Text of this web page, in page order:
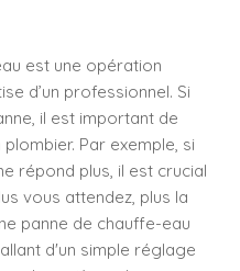
est une opération
d’un professionnel. Si
il est important de
Par exemple, si
répond plus, il est crucial
vous attendez, plus la
panne de chauffe-eau
d'un simple réglage